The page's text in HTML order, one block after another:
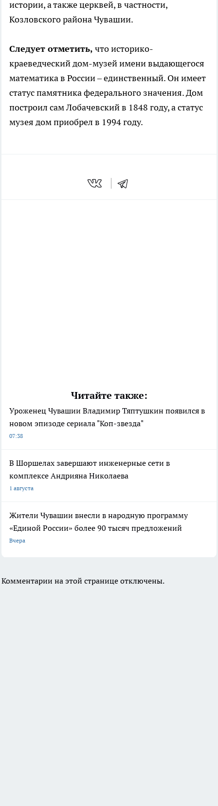
истории, а также церквей, в частности,
Козловского района Чувашии.
Следует отметить, что историко-
краеведческий дом-музей имени выдающегося
математика в России – единственный. Он имеет
статус памятника федерального значения. Дом
построил сам Лобачевский в 1848 году, а статус
музея дом приобрел в 1994 году.
Читайте также:
Уроженец Чувашии Владимир Тяптушкин появился в
новом эпизоде сериала "Коп-звезда"
07:38
В Шоршелах завершают инженерные сети в
комплексе Андрияна Николаева
1 августа
Жители Чувашии внесли в народную программу
«Единой России» более 90 тысяч предложений
Вчера
Комментарии на этой странице отключены.